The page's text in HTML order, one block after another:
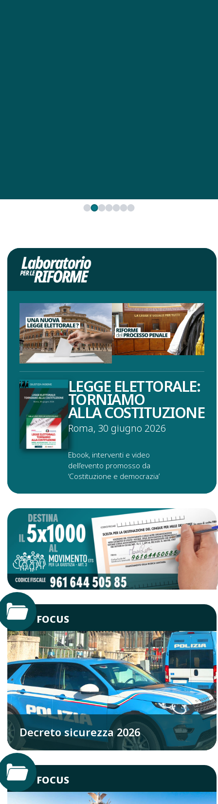
LEGGE ELETTORALE:
TORNIAMO
ALLA COSTITUZIONE
Roma, 30 giugno 2026
Ebook, interventi e video
dell’evento promosso da
‘Costituzione e democrazia’
FOCUS
Decreto sicurezza 2026
FOCUS